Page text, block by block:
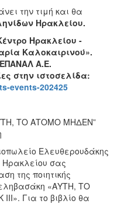
την τιμή και θα
Ηρακλείου.
Ηρακλείου -
Καλοκαιρινού».
Α.Ε.
στην ιστοσελίδα:
events-202425
ΤΟ ΑΤΟΜΟ ΜΗΔΕΝ”
Ελευθερουδάκης
σας
της ποιητικής
«ΑΥΤΗ, ΤΟ
Για το βιβλίο θα